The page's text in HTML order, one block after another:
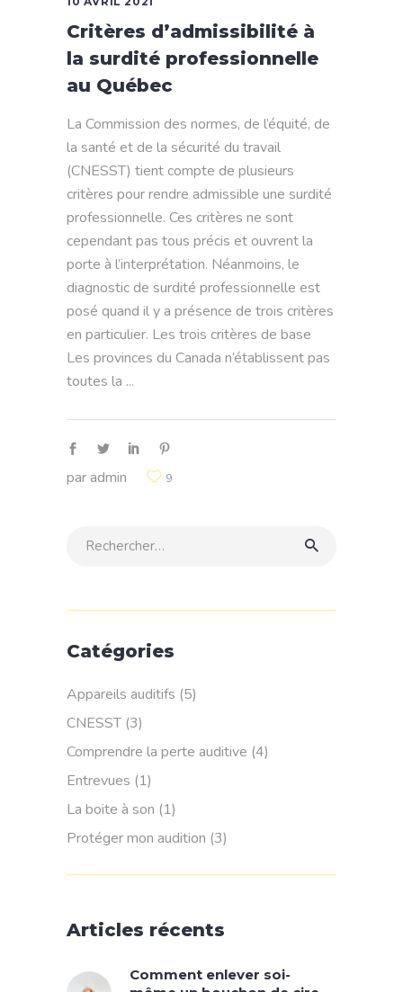
Critères d’admissibilité à
la surdité professionnelle
au Québec
La Commission des normes, de l’équité, de
la santé et de la sécurité du travail
(CNESST) tient compte de plusieurs
critères pour rendre admissible une surdité
professionnelle. Ces critères ne sont
cependant pas tous précis et ouvrent la
porte à l’interprétation. Néanmoins, le
diagnostic de surdité professionnelle est
posé quand il y a présence de trois critères
en particulier. Les trois critères de base
Les provinces du Canada n’établissent pas
toutes la
paradmin 9
Rechercher:
Catégories
Appareils auditifs (5)
CNESST (3)
Comprendre la perte auditive (4)
Entrevues (1)
La boite à son (1)
Protéger mon audition (3)
Articles récents
Comment enlever soi-